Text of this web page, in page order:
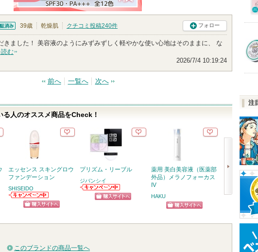
39歳 乾燥肌 クチコミ投稿240件 フォロー
きました！ 美容液のようにみずみずしく軽やかな使い心地はそのままに、 な
む
2026/7/4 10:19:24
前へ 一覧へ 次へ
る人のオススメ商品をCheck！
エッセンス スキングロウ
ファンデーション
SHISEIDO
SHISEIDOから
のお知らせがあ
プリズム・リーブル
ジバンシイ
ジバンシイから
のお知らせがあ
薬用 美白美容液（医薬部
外品）メラノフォーカス
IV
HAKU
ジェニフィ
メ セラム
ショ
グサ
このブランドの商品一覧へ
注